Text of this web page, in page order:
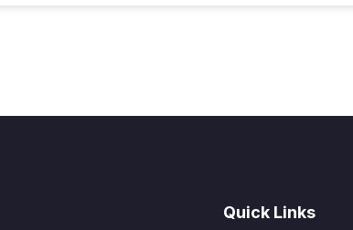
Quick Links